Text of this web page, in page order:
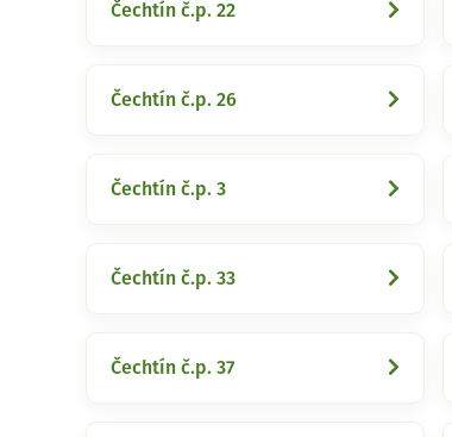
Čechtín č.p. 22
Čechtín č.p. 26
Čechtín č.p. 3
Čechtín č.p. 33
Čechtín č.p. 37